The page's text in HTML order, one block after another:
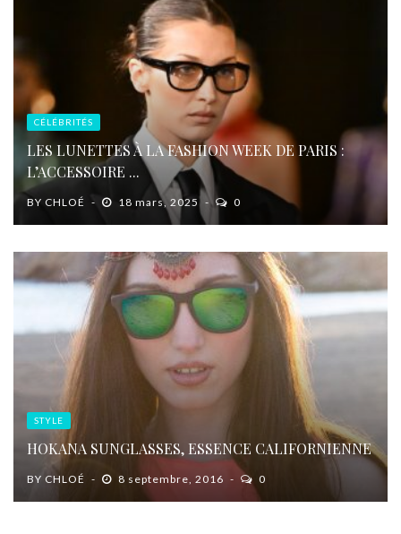
CÉLÉBRITÉS
LES LUNETTES À LA FASHION WEEK DE PARIS :
L’ACCESSOIRE ...
BY CHLOÉ 18 mars, 2025 0
STYLE
HOKANA SUNGLASSES, ESSENCE CALIFORNIENNE
BY CHLOÉ 8 septembre, 2016 0